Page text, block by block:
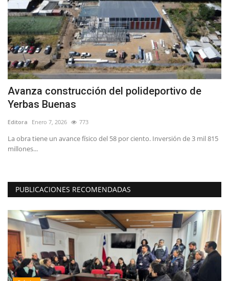
Avanza construcción del polideportivo de
Yerbas Buenas
Editora Enero 7, 2026 773
La obra tiene un avance físico del 58 por ciento. Inversión de 3 mil 815
millones...
PUBLICACIONES RECOMENDADAS